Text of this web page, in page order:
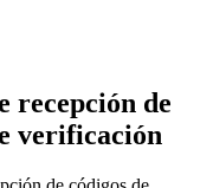
recepción de
verificación